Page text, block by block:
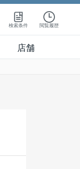
検索条件 閲覧履歴
店舗